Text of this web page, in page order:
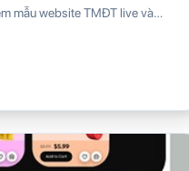
mẫu website TMĐT live và